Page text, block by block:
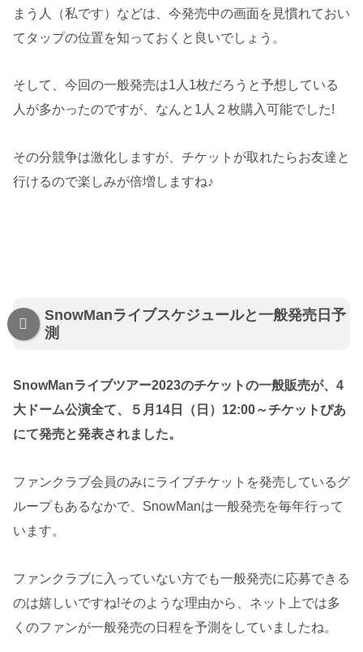
まう人（私です）などは、今発売中の画面を見慣れておい
てタップの位置を知っておくと良いでしょう。
そして、今回の一般発売は1人1枚だろうと予想している
人が多かったのですが、なんと1人２枚購入可能でした!
その分競争は激化しますが、チケットが取れたらお友達と
行けるので楽しみが倍増しますね♪
SnowManライブスケジュールと一般発売日予
測
SnowManライブツアー2023のチケットの一般販売が、4
大ドーム公演全て、５月14日（日）12:00～チケットぴあ
にて発売と発表されました。
ファンクラブ会員のみにライブチケットを発売しているグ
ループもあるなかで、SnowManは一般発売を毎年行って
います。
ファンクラブに入っていない方でも一般発売に応募できる
のは嬉しいですね!そのような理由から、ネット上では多
くのファンが一般発売の日程を予測をしていましたね。